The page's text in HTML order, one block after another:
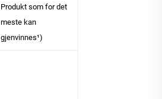
Produkt som for det
meste kan
gjenvinnes¹)